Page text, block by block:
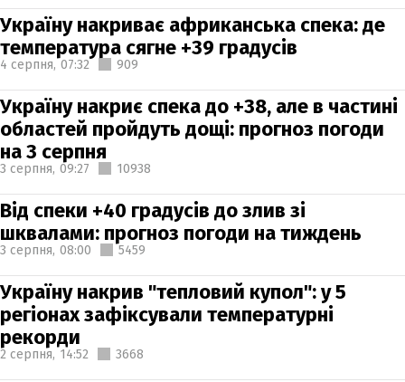
Україну накриває африканська спека: де
температура сягне +39 градусів
4 серпня, 07:32 909
Україну накриє спека до +38, але в частині
областей пройдуть дощі: прогноз погоди
на 3 серпня
3 серпня, 09:27 10938
Від спеки +40 градусів до злив зі
шквалами: прогноз погоди на тиждень
3 серпня, 08:00 5459
Україну накрив "тепловий купол": у 5
регіонах зафіксували температурні
рекорди
2 серпня, 14:52 3668